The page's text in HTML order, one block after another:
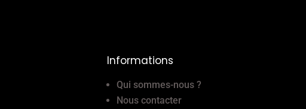
Informations
Qui sommes-nous ?
Nous contacter